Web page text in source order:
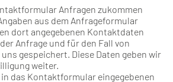
Anfragen zukommen
aus dem Anfrageformular
dort angegebenen Kontaktdaten
Anfrage und für den Fall von
gespeichert. Diese Daten geben wir
weiter.
das Kontaktformular eingegebenen